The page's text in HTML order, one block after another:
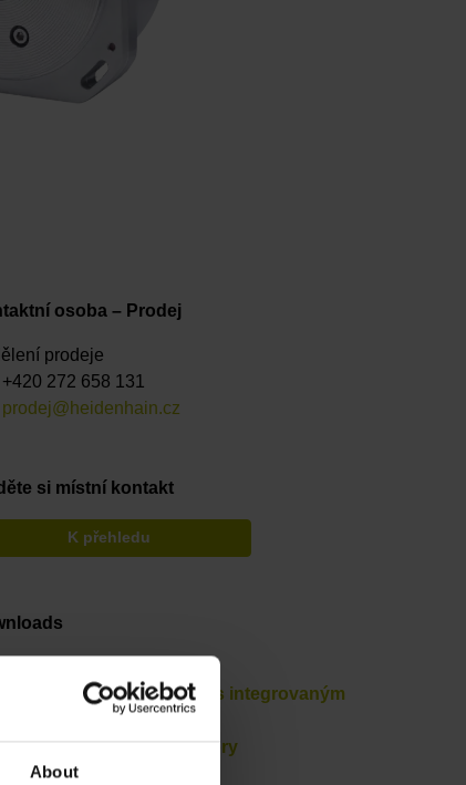
About
osoba – Prodej
prodeje
+420 272 658 131
prodej@heidenhain.cz
si místní kontakt
K přehledu
– Úhlové snímače s integrovaným
– Kabely a konektory
– Rozhraní